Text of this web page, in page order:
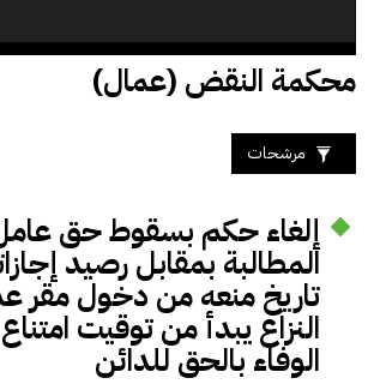
محكمة النقض (عمال)
مرشحات
إلغاء حكم بسقوط حق
المطالبة بمقابل رصيد
تاريخ منعه من دخول مقر
النزاع يبدأ من توقيت
الوفاء بالحق للدائن